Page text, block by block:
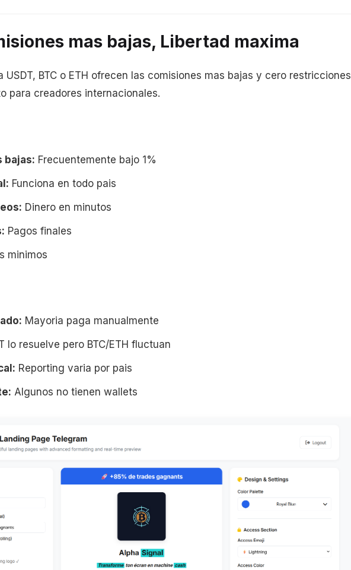
mas bajas, Libertad maxima
USDT, BTC o ETH ofrecen las comisiones mas bajas y cero restricciones
para creadores internacionales.
bajas: Frecuentemente bajo 1%
Funciona en todo pais
Dinero en minutos
Pagos finales
minimos
Mayoria paga manualmente
lo resuelve pero BTC/ETH fluctuan
Reporting varia por pais
Algunos no tienen wallets